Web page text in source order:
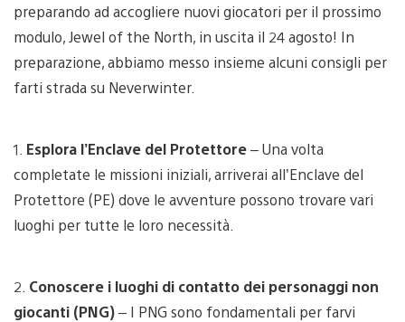
preparando ad accogliere nuovi giocatori per il prossimo
modulo, Jewel of the North, in uscita il 24 agosto! In
preparazione, abbiamo messo insieme alcuni consigli per
farti strada su Neverwinter.
1. Esplora l’Enclave del Protettore– Una volta
completate le missioni iniziali, arriverai all’Enclave del
Protettore (PE) dove le avventure possono trovare vari
luoghi per tutte le loro necessità.
2. Conoscere i luoghi di contatto dei personaggi non
giocanti (PNG)– I PNG sono fondamentali per farvi